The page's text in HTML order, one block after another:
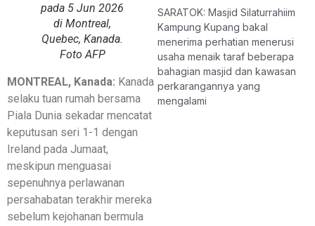
pada 5 Jun 2026
di Montreal,
Quebec, Kanada.
Foto AFP
MONTREAL, Kanada: Kanada
selaku tuan rumah bersama
Piala Dunia sekadar mencatat
keputusan seri 1-1 dengan
Ireland pada Jumaat,
meskipun menguasai
sepenuhnya perlawanan
persahabatan terakhir mereka
sebelum kejohanan bermula
SARATOK: Masjid Silaturrahiim
Kampung Kupang bakal
menerima perhatian menerusi
usaha menaik taraf beberapa
bahagian masjid dan kawasan
perkarangannya yang
mengalami